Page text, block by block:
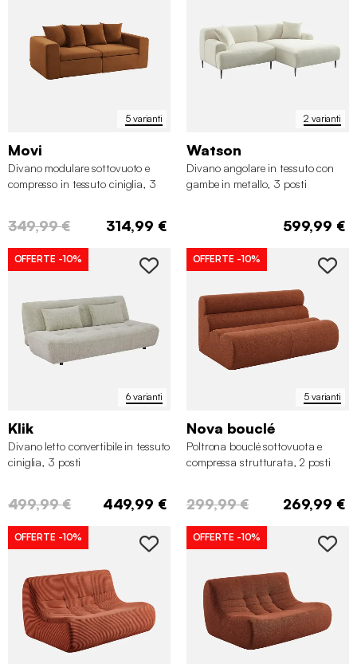
5 varianti
Movi
Divano modulare sottovuoto e
compresso in tessuto ciniglia, 3
349,99 € 314,99 €
2 varianti
Watson
Divano angolare in tessuto con
gambe in metallo, 3 posti
599,99 €
6 varianti
OFFERTE -10%
Klik
Divano letto convertibile in tessuto
ciniglia, 3 posti
499,99 € 449,99 €
5 varianti
OFFERTE -10%
Nova bouclé
Poltrona bouclé sottovuota e
compressa strutturata, 2 posti
299,99 € 269,99 €
OFFERTE -10% OFFERTE -10%